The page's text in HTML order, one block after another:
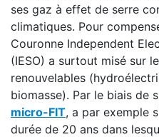
ses gaz à effet de serre
climatiques. Pour
Couronne Independent
(IESO) a surtout misé sur
renouvelables
biomasse). Par le biais de
micro-FIT, a par exemple
durée de 20 ans dans